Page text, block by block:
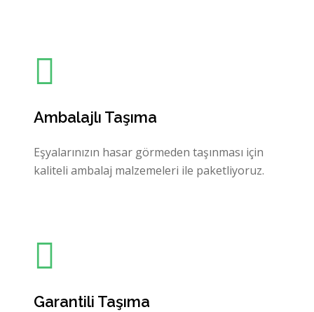
Ambalajlı Taşıma
Eşyalarınızın hasar görmeden taşınması için
kaliteli ambalaj malzemeleri ile paketliyoruz.
Garantili Taşıma